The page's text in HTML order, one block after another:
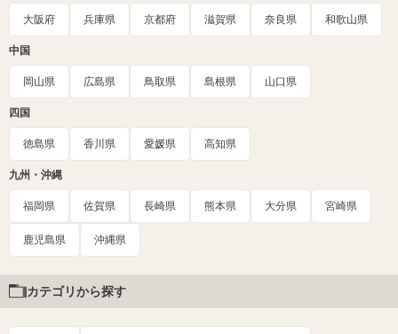
大阪府 兵庫県 京都府 滋賀県 奈良県 和歌山県
中国
岡山県 広島県 鳥取県 島根県 山口県
四国
徳島県 香川県 愛媛県 高知県
九州・沖縄
福岡県 佐賀県 長崎県 熊本県 大分県 宮崎県
鹿児島県 沖縄県
カテゴリから探す